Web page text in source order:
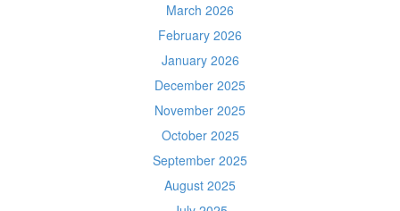
March 2026
February 2026
January 2026
December 2025
November 2025
October 2025
September 2025
August 2025